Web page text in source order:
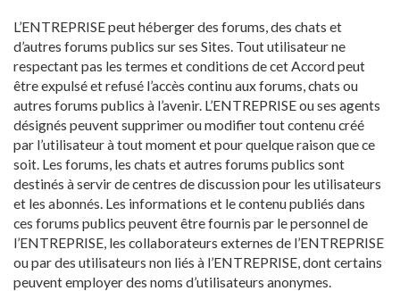
L’ENTREPRISE peut héberger des forums, des chats et
d’autres forums publics sur ses Sites. Tout utilisateur ne
respectant pas les termes et conditions de cet Accord peut
être expulsé et refusé l’accès continu aux forums, chats ou
autres forums publics à l’avenir. L’ENTREPRISE ou ses agents
désignés peuvent supprimer ou modifier tout contenu créé
par l’utilisateur à tout moment et pour quelque raison que ce
soit. Les forums, les chats et autres forums publics sont
destinés à servir de centres de discussion pour les utilisateurs
et les abonnés. Les informations et le contenu publiés dans
ces forums publics peuvent être fournis par le personnel de
l’ENTREPRISE, les collaborateurs externes de l’ENTREPRISE
ou par des utilisateurs non liés à l’ENTREPRISE, dont certains
peuvent employer des noms d’utilisateurs anonymes.